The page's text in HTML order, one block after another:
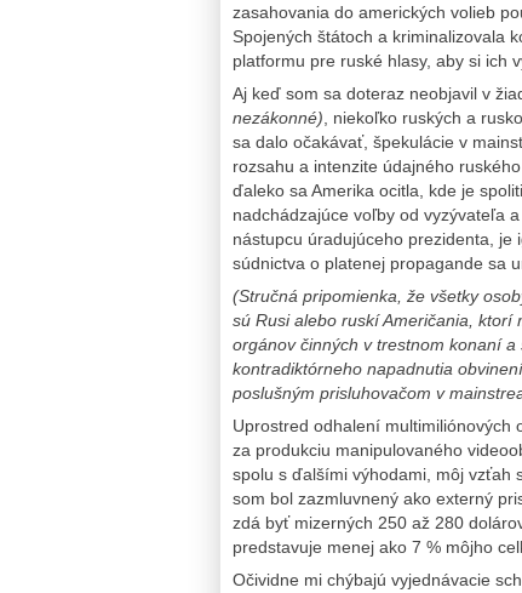
zasahovania do amerických volieb
Spojených štátoch a kriminalizovala
platformu pre ruské hlasy, aby si ich
Aj keď som sa doteraz neobjavil v
nezákonné) , niekoľko ruských a
sa dalo očakávať, špekulácie v
rozsahu a intenzite údajného
ďaleko sa Amerika ocitla, kde je
nadchádzajúce voľby od vyzývateľa
nástupcu úradujúceho prezidenta,
súdnictva o platenej propagande sa
(Stručná pripomienka, že všetky
sú Rusi alebo ruskí Američania, ktorí
orgánov činných v trestnom konaní
kontradiktórneho napadnutia
poslušným prisluhovačom v
Uprostred odhalení multimiliónových
za produkciu manipulovaného
spolu s ďalšími výhodami, môj vzťah
som bol zazmluvnený ako externý
zdá byť mizerných 250 až 280
predstavuje menej ako 7 % môjho
Očividne mi chýbajú vyjednávacie